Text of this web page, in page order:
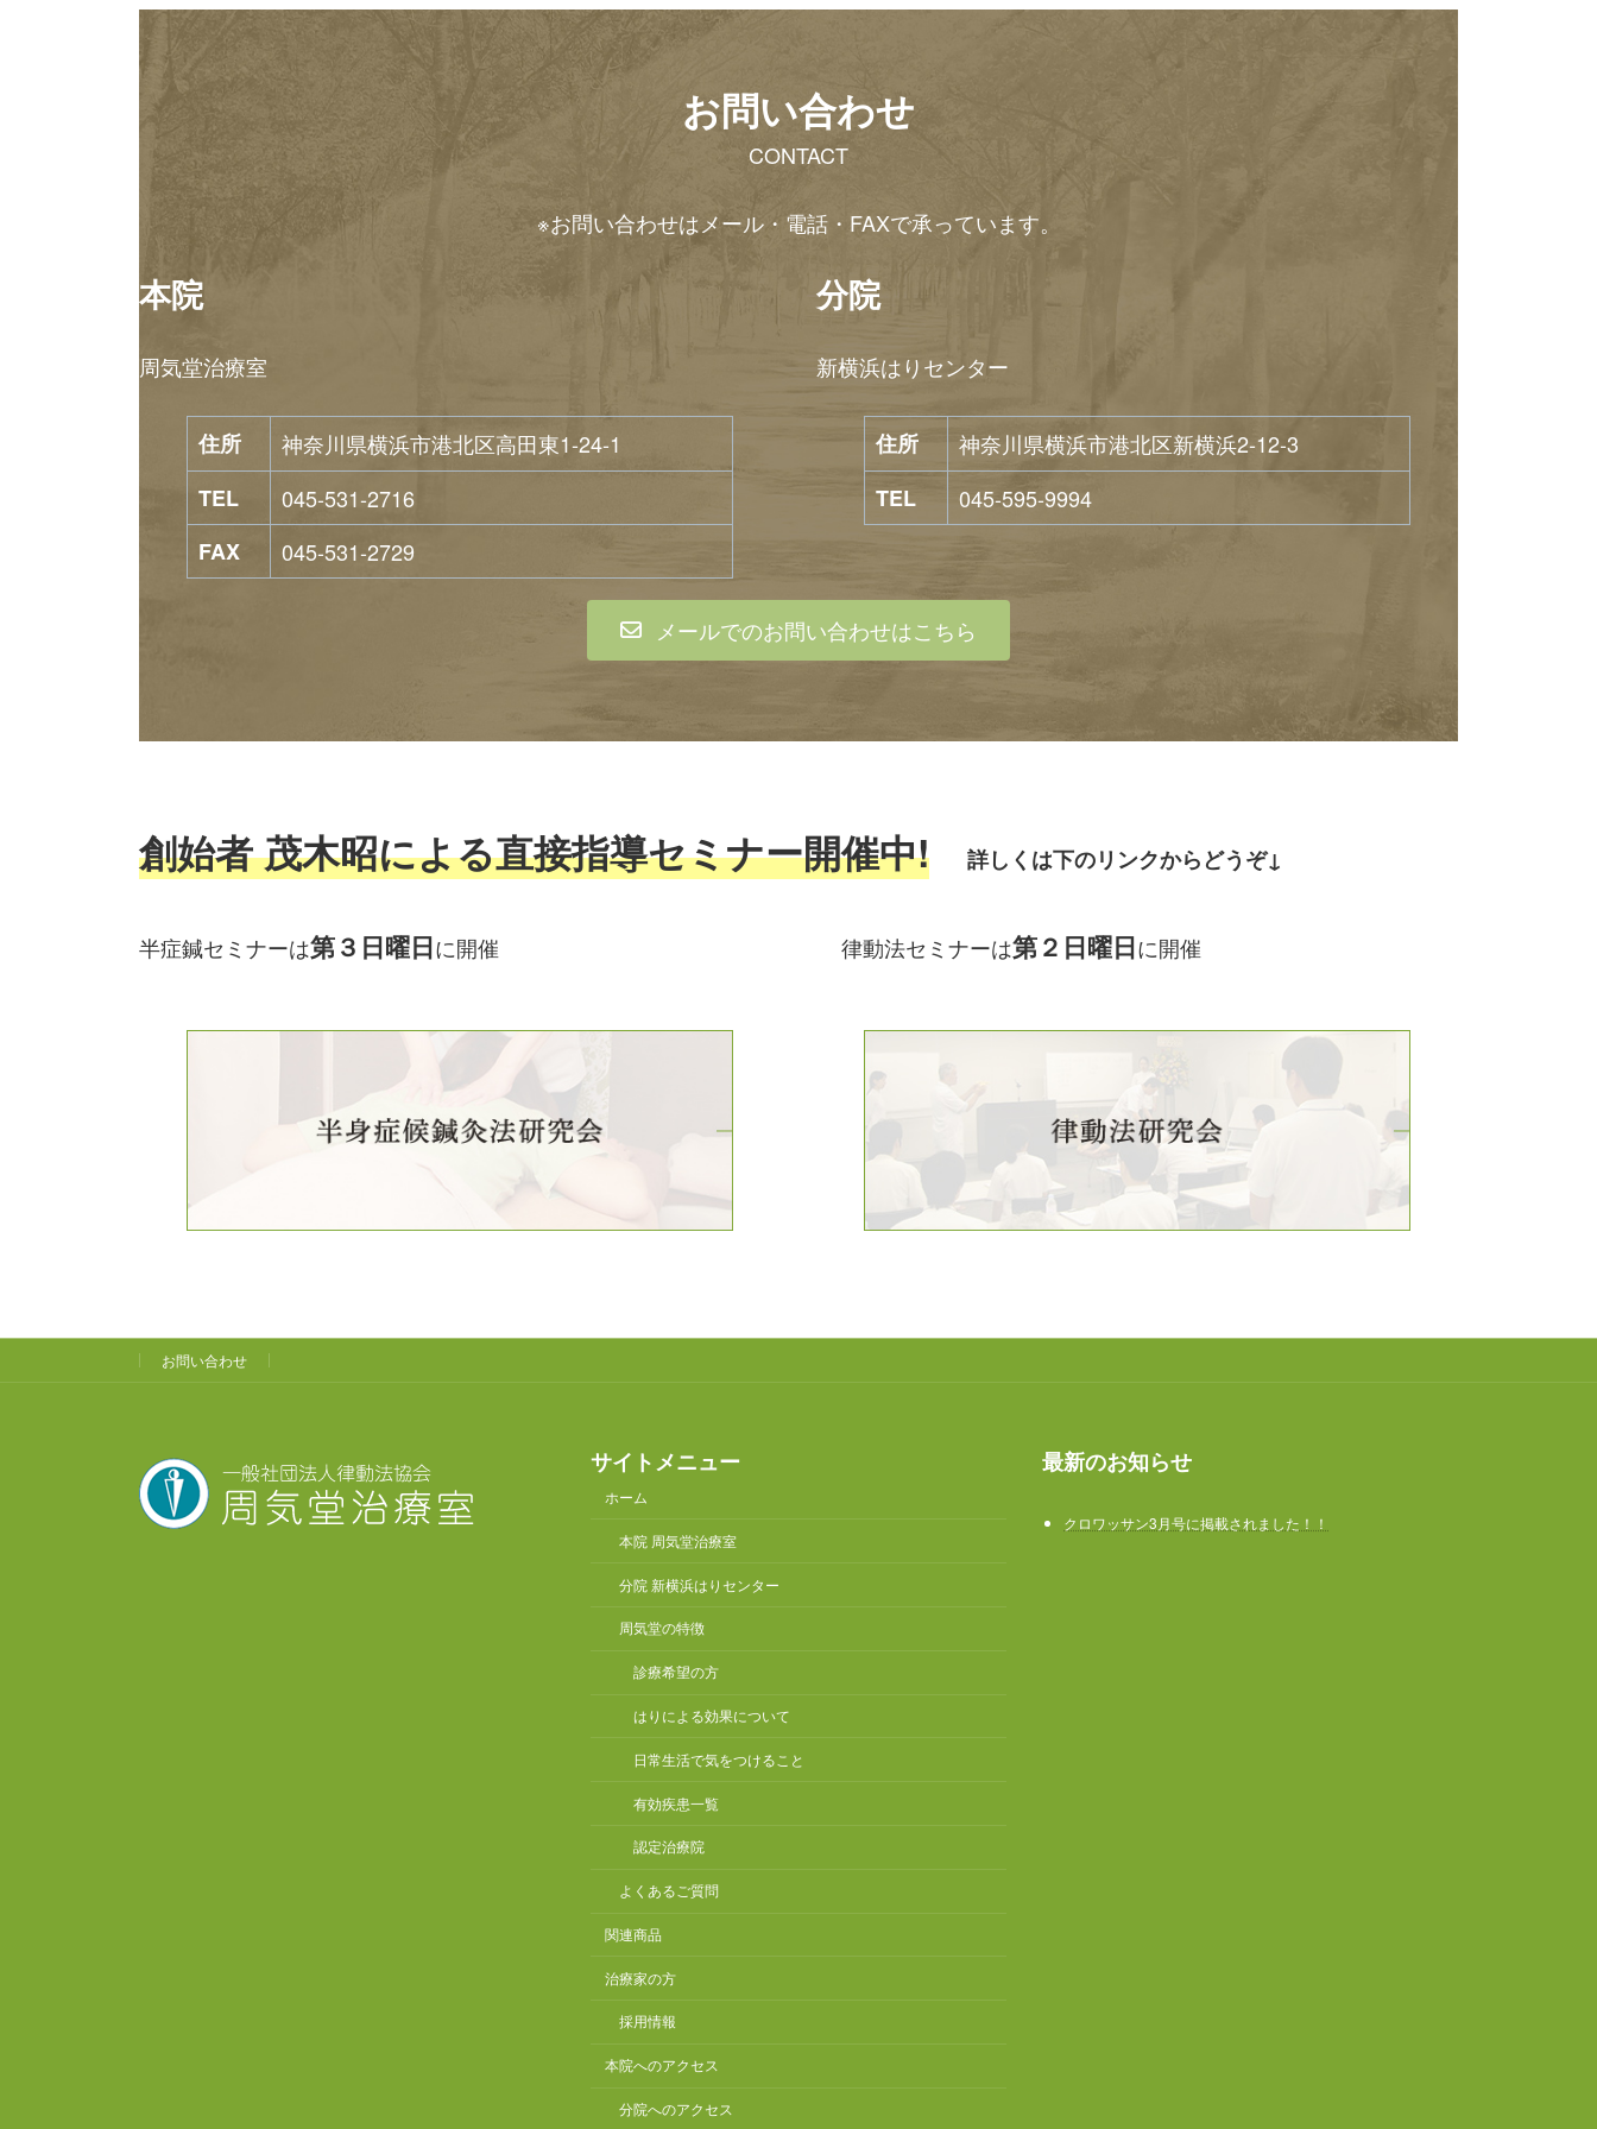
送
り
お問い合わせ
CONTACT
※お問い合わせはメール・電話・FAXで承っています。
本院
周気堂治療室
住所
神奈川県横浜市港北区高田東1-24-1
TEL
045-531-2716
FAX
045-531-2729
分院
新横浜はりセンター
住所
神奈川県横浜市港北区新横浜2-12-3
TEL
045-595-9994
メールでのお問い合わせはこちら
創始者 茂木昭による直接指導セミナー開催中! 詳しくは下のリンクからどうぞ↓
半症鍼セミナーは第３日曜日に開催 律動法セミナーは第２日曜日に開催
お問い合わせ
サイトメニュー
ホーム
本院 周気堂治療室
分院 新横浜はりセンター
周気堂の特徴
診療希望の方
はりによる効果について
日常生活で気をつけること
有効疾患一覧
認定治療院
よくあるご質問
関連商品
治療家の方
採用情報
本院へのアクセス
分院へのアクセス
最新のお知らせ
クロワッサン3月号に掲載されました！！